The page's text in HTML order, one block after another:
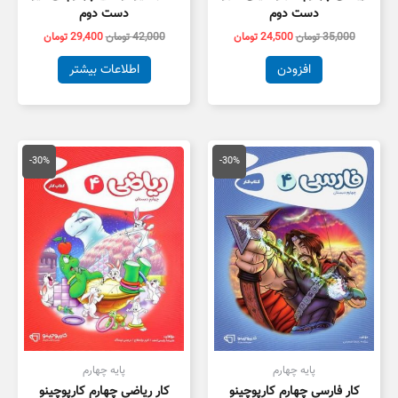
دست دوم
35,000تومان24,500تومان
افزودن
دست دوم
42,000تومان29,400تومان
اطلاعات بیشتر
-30%
پایه چهارم
کار فارسی چهارم کارپوچینو
قیمت
اصلی
19,000 تومان
بود.
قیمت
فعلی
13,300 تومان
است.
-30%
پایه چهارم
کار ریاضی چهارم کارپوچینو
قیمت
اصلی
30,000 تومان
بود.
قیمت
فعلی
است.